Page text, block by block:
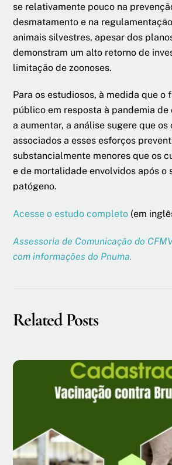
se relativamente pouco na
desmatamento e na
animais silvestres, apesar dos
demonstram um alto retorno de
limitação de zoonoses.
Para os estudiosos, à medida que o
público em resposta à pandemia de
a aumentar, a análise sugere que os
associados a esses esforços
substancialmente menores que os
e de mortalidade envolvidos após o
patógeno.
Acesse o estudo completo (em
Assessoria de Comunicação do
cominformações do Pnuma.
Related Posts